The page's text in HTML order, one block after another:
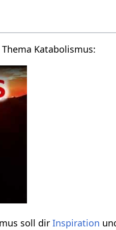
Katabolismus:
soll dirInspiration